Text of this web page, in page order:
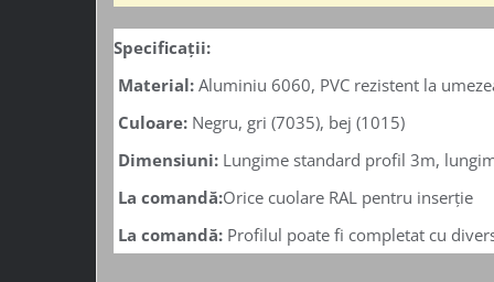
Specificații:
Material: Aluminiu 6060, PVC rezistent la
Culoare: Negru, gri (7035), bej (1015)
Dimensiuni: Lungime standard profil 3m,
La comandă:Orice cuolare RAL pentru inserție
La comandă: Profilul poate fi completat cu